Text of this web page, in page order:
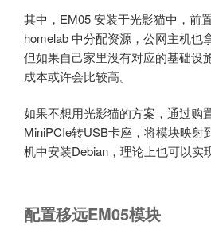
其中，EM05 安装于光影猫中，前
homelab 中分配资源，公网主机也
但如果自己家里没有对应的基础设
成本或许会比较高。
如果不想用光影猫的方案，通过购
MiniPCIe转USB卡座，将模块映射
机中安装Debian，理论上也可以实
配置移远EM05模块